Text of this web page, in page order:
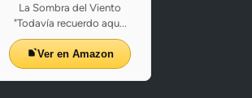
La Sombra del Viento
"Todavía recuerdo aqu...
Ver en Amazon